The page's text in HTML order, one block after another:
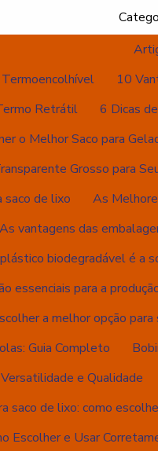
10
Retrátil
6 Dicas
o Melhor Saco para
Grosso para
saco de lixo
As
As vantagens das
biodegradável é a
essenciais para a
a melhor opção para
Guia Completo
e Qualidade
saco de lixo: como
Escolher e Usar